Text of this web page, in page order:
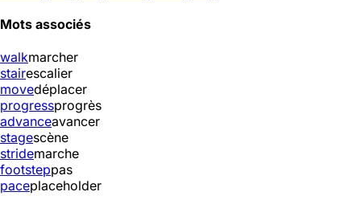
Mots associés
walkmarcher
stairescalier
movedéplacer
progressprogrès
advanceavancer
stagescène
stridemarche
footsteppas
paceplaceholder